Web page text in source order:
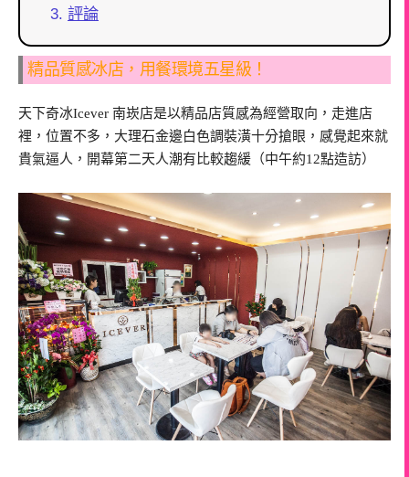
評論
精品質感冰店，用餐環境五星級！
天下奇冰Icever 南崁店是以精品店質感為經營取向，走進店
裡，位置不多，大理石金邊白色調裝潢十分搶眼，感覺起來就
貴氣逼人，開幕第二天人潮有比較趨緩（中午約12點造訪）